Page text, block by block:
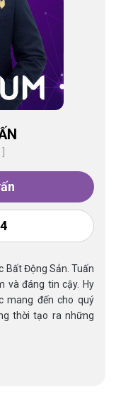
Bất Động Sản. Tuấn
và đáng tin cậy. Hy
mang đến cho quý
thời tạo ra những